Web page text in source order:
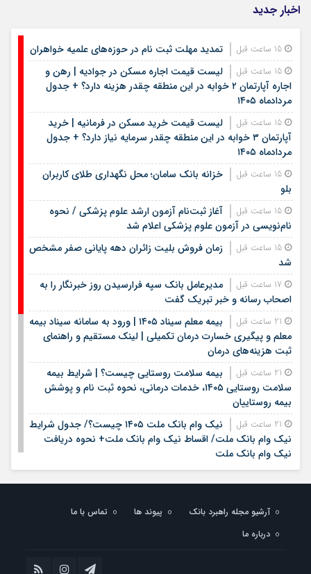
اخبار جدید
تمدید مهلت ثبت نام در حوزه‌های علمیه خواهران
لیست قیمت اجاره مسکن در جوادیه | رهن و
اجاره آپارتمان ۲ خوابه در این منطقه چقدر هزینه دارد؟ + جدول
مردادماه ۱۴۰۵
لیست قیمت خرید مسکن در فرمانیه | خرید
آپارتمان ۳ خوابه در این منطقه چقدر سرمایه نیاز دارد؟ + جدول
مردادماه ۱۴۰۵
خزانه بانک سامان؛ محل نگهداری طلای کاربران
بلو
آغاز ثبت‌نام آزمون ارشد علوم پزشکی / نحوه
نام‌نویسی در آزمون علوم پزشکی اعلام شد
زمان فروش بلیت زائران دهه پایانی صفر مشخص
شد
مدیرعامل بانک سپه فرارسیدن روز خبرنگار را به
اصحاب رسانه و خبر تبریک گفت
بیمه معلم سیناد ۱۴۰۵ | ورود به سامانه سیناد بیمه
معلم و پیگیری خسارت درمان تکمیلی | لینک مستقیم و راهنمای
ثبت هزینه‌های درمان
بیمه سلامت روستایی چیست؟ | شرایط بیمه
سلامت روستایی ۱۴۰۵، خدمات درمانی، نحوه ثبت نام و پوشش
بیمه روستاییان
نیک وام بانک ملت ۱۴۰۵ چیست؟/ جدول شرایط
نیک وام بانک ملت/ اقساط نیک وام بانک ملت+ نحوه دریافت
نیک وام بانک ملت
وام قرض الحسنه ۱۴۰۵ | شرایط دریافت، مبلغ
وام، ضامن، اقساط و نحوه ثبت نام
آرشیو مجله راهبرد بانک پیوند ها
تماس با ما
درباره ما